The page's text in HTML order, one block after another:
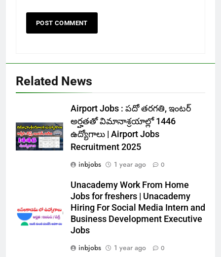
Related News
Airport Jobs : పదో తరగతి, ఇంటర్
అర్హతతో విమానాశ్రయాల్లో 1446
ఉద్యోగాలు | Airport Jobs
Recruitment 2025
inbjobs
1 year ago 0
Unacademy Work From Home
Jobs for freshers | Unacademy
Hiring For Social Media Intern and
Business Development Executive
Jobs
inbjobs
1 year ago 0